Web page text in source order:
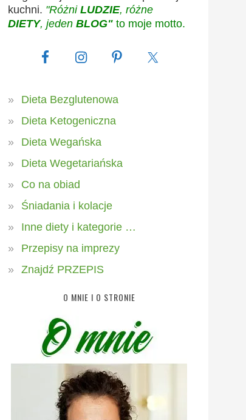
kuchni. "Różni LUDZIE, różne
DIETY, jeden BLOG" to moje motto.
Dieta Bezglutenowa
Dieta Ketogeniczna
Dieta Wegańska
Dieta Wegetariańska
Co na obiad
Śniadania i kolacje
Inne diety i kategorie …
Przepisy na imprezy
Znajdź PRZEPIS
O MNIE I O STRONIE